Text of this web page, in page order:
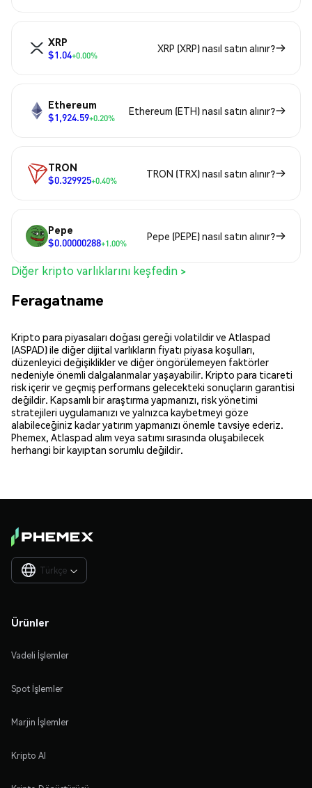
XRP
$1.04+0.00%
XRP (XRP) nasıl satın alınır?
Ethereum
$1,924.59+0.20%
Ethereum (ETH) nasıl satın alınır?
TRON
$0.329925+0.40%
TRON (TRX) nasıl satın alınır?
Pepe
$0.00000288+1.00%
Pepe (PEPE) nasıl satın alınır?
Diğer kripto varlıklarını keşfedin >
Feragatname
Kripto para piyasaları doğası gereği volatildir ve Atlaspad
(ASPAD) ile diğer dijital varlıkların fiyatı piyasa koşulları,
düzenleyici değişiklikler ve diğer öngörülemeyen faktörler
nedeniyle önemli dalgalanmalar yaşayabilir. Kripto para ticareti
risk içerir ve geçmiş performans gelecekteki sonuçların garantisi
değildir. Kapsamlı bir araştırma yapmanızı, risk yönetimi
stratejileri uygulamanızı ve yalnızca kaybetmeyi göze
alabileceğiniz kadar yatırım yapmanızı önemle tavsiye ederiz.
Phemex, Atlaspad alım veya satımı sırasında oluşabilecek
herhangi bir kayıptan sorumlu değildir.
Türkçe 
Ürünler
Vadeli İşlemler
Spot İşlemler
Marjin İşlemler
Kripto Al